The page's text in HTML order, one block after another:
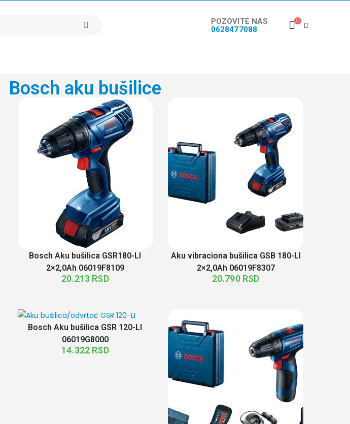
POZOVITE NAS
0628477088
Bosch aku bušilice
Bosch Aku bušilica GSR180-LI
2×2,0Ah 06019F8109
20.213 RSD
Aku vibraciona bušilica GSB 180-LI
2×2,0Ah 06019F8307
20.790 RSD
Bosch Aku bušilica GSR 120-LI
06019G8000
14.322 RSD